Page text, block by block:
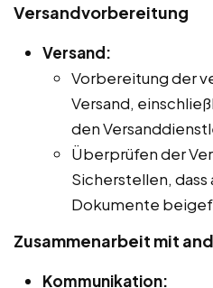
Versandvorbereitung
Versand:
Vorbereitung der
Versand,
den
Überprüfen der
Sicherstellen,
Dokumente
Zusammenarbeit mit
Kommunikation: